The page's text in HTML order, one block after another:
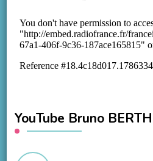
YouTube Bruno